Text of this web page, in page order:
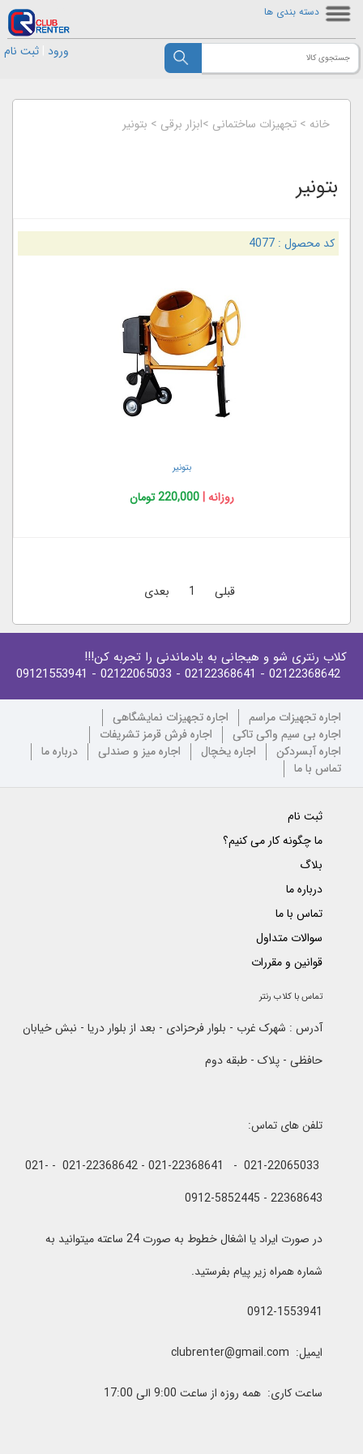
دسته بندی ها
ورود ثبت نام
خانه > تجهیزات ساختمانی >ابزار برقی > بتونیر
بتونیر
کد محصول :4077
بتونیر
روزانه |220,000 تومان
قبلی 1 بعدی
کلاب رنتری شو و هیجانی به یادماندنی را تجربه کن!!!
02122368642
- 02122368641
- 02122065033
- 09121553941
اجاره تجهیزات مراسم
اجاره تجهیزات نمایشگاهی
اجاره بی سیم واکی تاکی
اجاره فرش قرمز تشریفات
اجاره آبسردکن
اجاره یخچال اجاره میز و صندلی
درباره ما
تماس با ما
ثبت نام
ما چگونه کار می کنیم؟
بلاگ
درباره ما
تماس با ما
سوالات متداول
قوانین و مقررات
تماس با کلاب رنتر
آدرس : شهرک غرب - بلوار فرحزادی - بعد از بلوار دریا - نبش خیابان
حافظی - پلاک - طبقه دوم
تلفن های تماس:
021-22065033 - 021-22368641 - 021-22368642 - 021-
22368643 - 0912-5852445
در صورت ایراد یا اشغال خطوط به صورت 24 ساعته میتوانید به
شماره همراه زیر پیام بفرستید.
0912-1553941
ایمیل: clubrenter@gmail.com
ساعت کاری: همه روزه از ساعت 9:00 الی 17:00